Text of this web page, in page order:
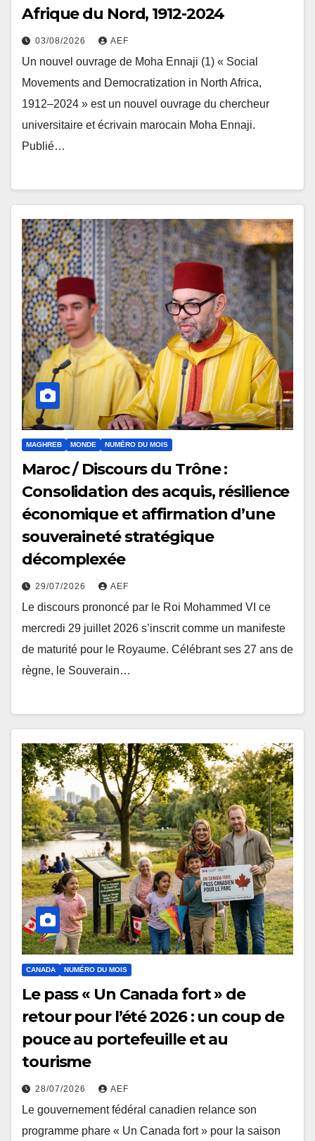
Afrique du Nord, 1912-2024
03/08/2026 AEF
Un nouvel ouvrage de Moha Ennaji (1) « Social
Movements and Democratization in North Africa,
1912–2024 » est un nouvel ouvrage du chercheur
universitaire et écrivain marocain Moha Ennaji.
Publié…
MAGHREB MONDE NUMÉRO DU MOIS
Maroc / Discours du Trône :
Consolidation des acquis, résilience
économique et affirmation d’une
souveraineté stratégique
décomplexée
29/07/2026 AEF
Le discours prononcé par le Roi Mohammed VI ce
mercredi 29 juillet 2026 s’inscrit comme un manifeste
de maturité pour le Royaume. Célébrant ses 27 ans de
règne, le Souverain…
CANADA NUMÉRO DU MOIS
Le pass « Un Canada fort » de
retour pour l’été 2026 : un coup de
pouce au portefeuille et au
tourisme
28/07/2026 AEF
Le gouvernement fédéral canadien relance son
programme phare « Un Canada fort » pour la saison